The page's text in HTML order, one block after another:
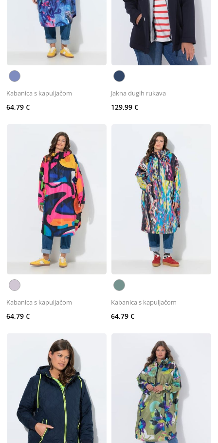
Kabanica s kapuljačom
64,79 €
Jakna dugih rukava
129,99 €
Kabanica s kapuljačom
64,79 €
Kabanica s kapuljačom
64,79 €